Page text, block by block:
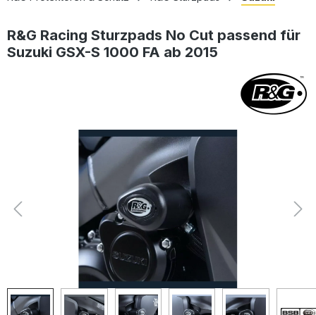
R&G Racing Sturzpads No Cut passend für
Suzuki GSX-S 1000 FA ab 2015
Bildergalerie überspringen